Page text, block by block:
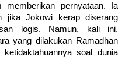
memberikan pernyataan. Ia
jika Jokowi kerap diserang
logis. Namun, kali ini,
yang dilakukan Ramadhan
soal dunia